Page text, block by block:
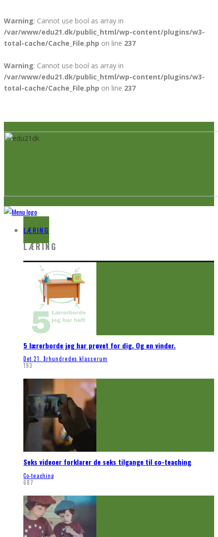
Warning: Cannot use bool as array in
/var/www/edu21.dk/public_html/wp-content/plugins/w3-
total-cache/Cache_File.php on line 237
Warning: Cannot use bool as array in
/var/www/edu21.dk/public_html/wp-content/plugins/w3-
total-cache/Cache_File.php on line 237
LÆRING
LÆRING
5 lærerborde jeg har prøvet for dig. Og en vinder.
Det 21. århundredes klasserum
193
Seks videoer forklarer de seks tilgange til co-teaching
Co-teaching
687